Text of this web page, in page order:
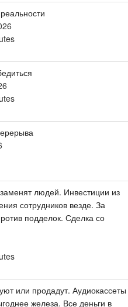
людей. Инвестиции из
сотрудников везде. За
подделок. Сделка со
или продадут. Аудиокассеты
железа. Все деньги в